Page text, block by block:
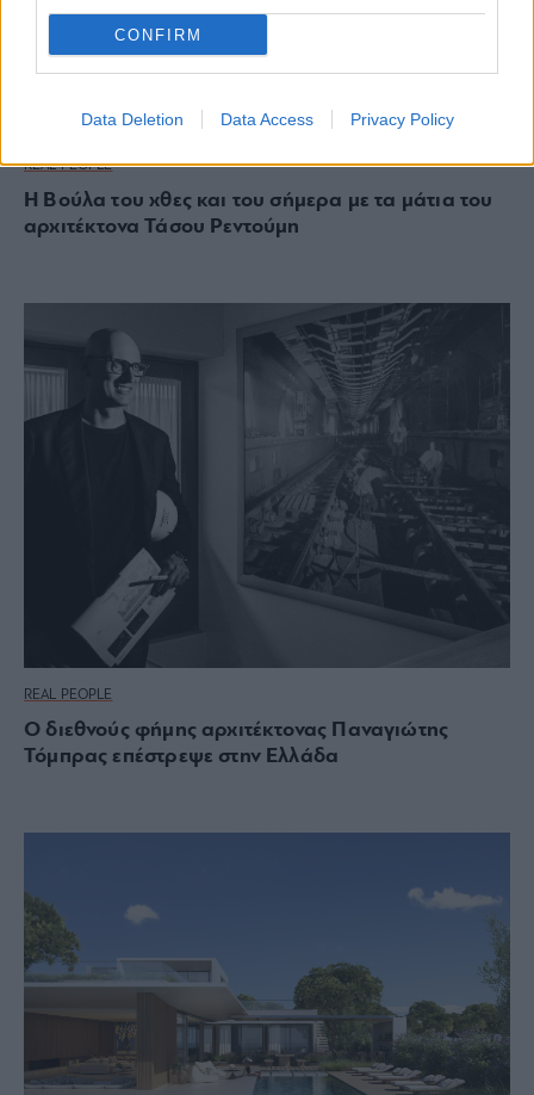
CONFIRM
Data Deletion Data Access Privacy Policy
REAL PEOPLE
Η Βούλα του χθες και του σήμερα με τα μάτια του
αρχιτέκτονα Τάσου Ρεντούμη
REAL PEOPLE
Ο διεθνούς φήμης αρχιτέκτονας Παναγιώτης
Τόμπρας επέστρεψε στην Ελλάδα